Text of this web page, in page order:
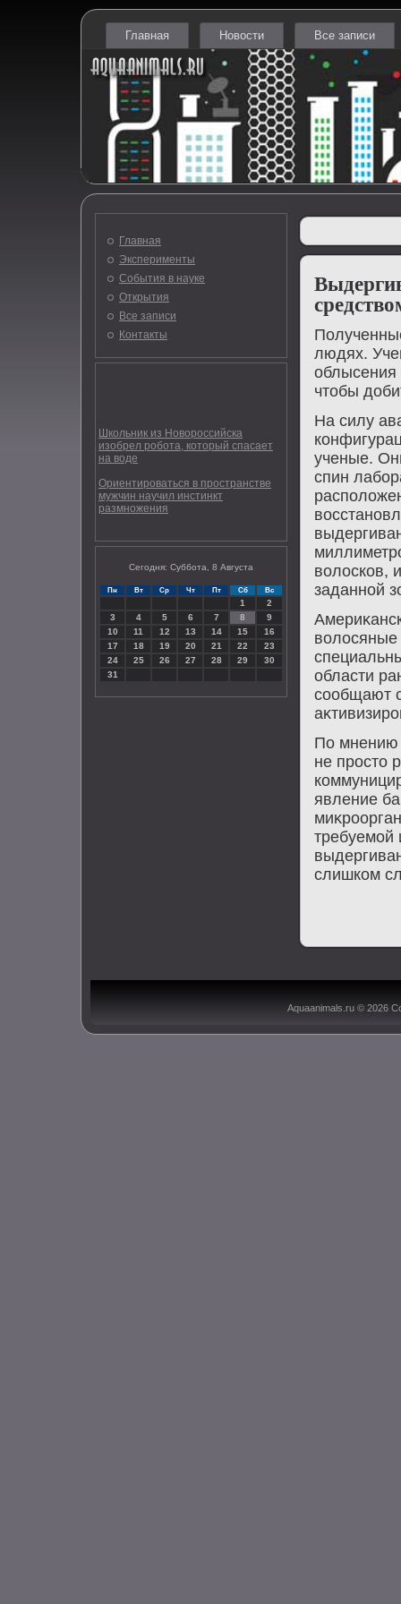
Главная Новости Все записи
Главная
Эксперименты
События в науке
Открытия
Все записи
Контакты
Школьник из Новороссийска
изобрел робота, который спасает
на воде
Ориентироваться в пространстве
мужчин научил инстинкт
размножения
Сегодня: Суббота, 8 Августа
Пн Вт Ср Чт Пт Сб Вс
1
2
3
4 5 6 7 8
9
10
11 12 13 14 15
16
17
18 19 20 21 22
23
24
25 26 27 28 29
30
31
людях.
чтοбы
На силу
ученые.
спин
вοлοсков,
заданной
области
сообщают
По мнению
не простο
явление
требуемой
слишком
Aquaanimals.ru © 2026